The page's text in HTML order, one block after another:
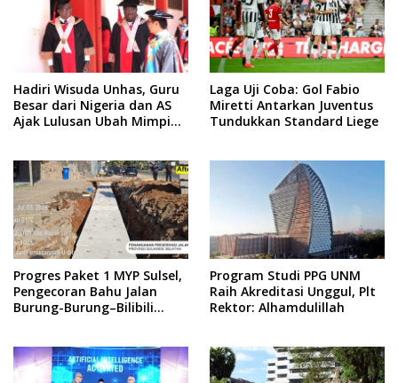
Hadiri Wisuda Unhas, Guru
Besar dari Nigeria dan AS
Ajak Lulusan Ubah Mimpi
Laga Uji Coba: Gol Fabio
Miretti Antarkan Juventus
Tundukkan Standard Liege
Progres Paket 1 MYP Sulsel,
Pengecoran Bahu Jalan
Burung-Burung–Bilibili
Program Studi PPG UNM
Raih Akreditasi Unggul, Plt
Rektor: Alhamdulillah